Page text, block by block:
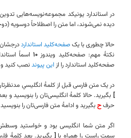
در استاندارد یونیکد مجموعه‌نویسه‌هایی
دیده نمی‌شوند، اما متن را اصطلاحاً دوسویه
حالا چطوری با یکصفحه‌کلید استاندارد
نکتهٔ مهم: صفحه‌کلید ویندوز ۱۰اسماً
صفحه‌کلید استاندارد را از این پیوند نصب کنید
در یک متن فارسی قبل از کلمهٔ انگلیسیِ
] بگیرید. حالا کلمهٔ انگلیسی‌تان را بنویسید و
حرفحبگیرید و ادامهٔ متن فارسی‌تان را
اگر متن شما انگلیسی بود و خواستید وسطش